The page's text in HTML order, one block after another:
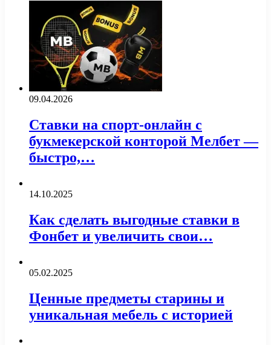
09.04.2026
Ставки на спорт-онлайн с
букмекерской конторой Мелбет —
быстро,…
14.10.2025
Как сделать выгодные ставки в
Фонбет и увеличить свои…
05.02.2025
Ценные предметы старины и
уникальная мебель с историей